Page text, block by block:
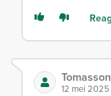
12 mei 2025